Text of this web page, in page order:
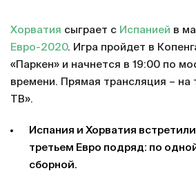
Хорватия сыграет с Испанией в
Евро-2020. Игра пройдет в
«Паркен» и начнется в 19:00 по
времени. Прямая трансляция – на
ТВ».
Испания и Хорватия
третьем Евро подряд: по
сборной.